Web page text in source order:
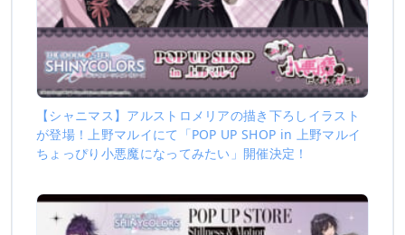
【シャニマス】アルストロメリアの描き下ろしイラスト
が登場！上野マルイにて「POP UP SHOP in 上野マルイ
ちょっぴり小悪魔になってみたい」開催決定！